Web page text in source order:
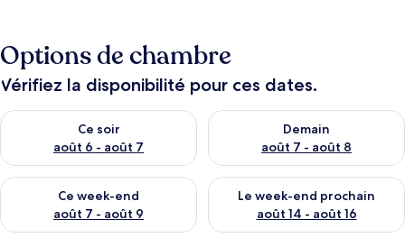
Options de chambre
Vérifiez la disponibilité pour ces dates.
Ce soir
août 6 - août 7
Vérifier la disponibilité pour ce soir août 6 - août 7
Demain
août 7 - août 8
Vérifier la disponibilité pour
Ce week-end
août 7 - août 9
Vérifier la disponibilité pour ce week-end août 7 - août 9
Le week-end prochain
août 14 - août 16
Vérifier la disponibilité pour